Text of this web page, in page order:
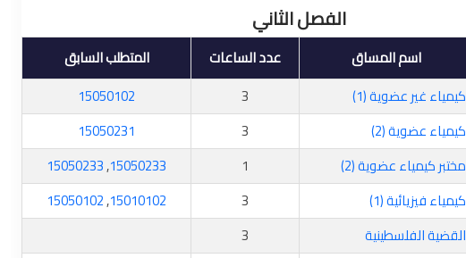
الفصل الثاني
اسم المساق عدد الساعات
المتطلب السابق
كيمياء غير عضوية (1) 3
15050102
كيمياء عضوية (2) 3
15050231
مختبر كيمياء عضوية (2) 1
15050233
,
15050233
كيمياء فيزيائية (1) 3
15010102
,
15050102
القضية الفلسطينية
3